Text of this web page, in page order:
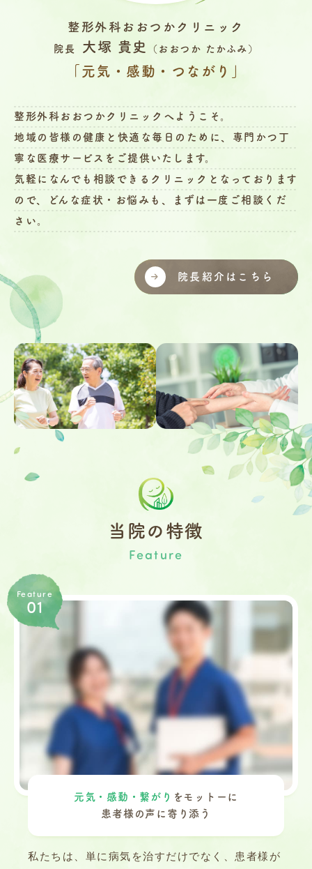
「元気・感動・つながり」
整形外科おおつかクリニックへようこそ。
地域の皆様の健康と快適な毎日のために、専門かつ丁
寧な医療サービスをご提供いたします。
気軽になんでも相談できるクリニックとなっております
ので、どんな症状・お悩みも、まずは一度ご相談くだ
さい。
院長紹介はこちら
整形外科おおつかクリニック
院長 大塚 貴史 （おおつか たかふみ）
当院の特徴
Feature
Feature
01
元気・感動・繋がり をモットーに
患者様の声に寄り添う
私たちは、単に病気を治すだけでなく、患者様が